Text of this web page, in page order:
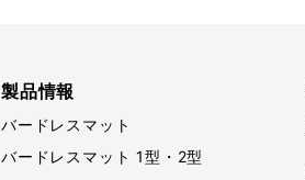
製品情報
バードレスマット
バードレスマット 1型・2型